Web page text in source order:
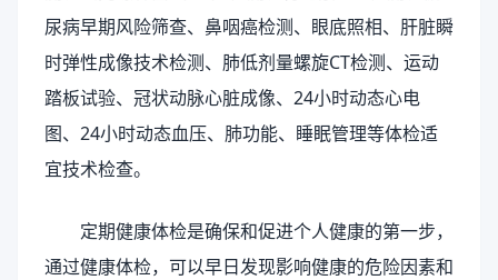
尿病早期风险筛查、鼻咽癌检测、眼底照相、肝脏瞬
时弹性成像技术检测、肺低剂量螺旋CT检测、运动
踏板试验、冠状动脉心脏成像、24小时动态心电
图、24小时动态血压、肺功能、睡眠管理等体检适
宜技术检查。
定期健康体检是确保和促进个人健康的第一步，
通过健康体检，可以早日发现影响健康的危险因素和